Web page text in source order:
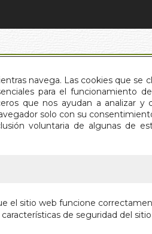
navega. Las cookies que se
para el funcionamiento
que nos ayudan a analizar y
solo con su
voluntaria de algunas de
el sitio web funcione
de seguridad del
SOMOS
TAROT
Editorial: